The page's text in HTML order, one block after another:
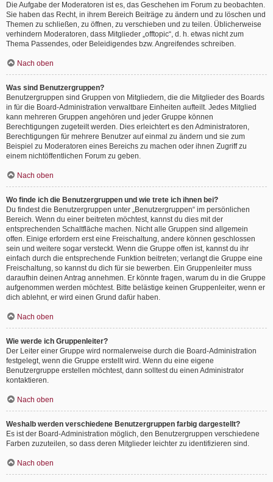
Die Aufgabe der Moderatoren ist es, das Geschehen im Forum zu beobachten.
Sie haben das Recht, in ihrem Bereich Beiträge zu ändern und zu löschen und
Themen zu schließen, zu öffnen, zu verschieben und zu teilen. Üblicherweise
verhindern Moderatoren, dass Mitglieder „offtopic“, d. h. etwas nicht zum
Thema Passendes, oder Beleidigendes bzw. Angreifendes schreiben.
Nach oben
Was sind Benutzergruppen?
Benutzergruppen sind Gruppen von Mitgliedern, die die Mitglieder des Boards
in für die Board-Administration verwaltbare Einheiten aufteilt. Jedes Mitglied
kann mehreren Gruppen angehören und jeder Gruppe können
Berechtigungen zugeteilt werden. Dies erleichtert es den Administratoren,
Berechtigungen für mehrere Benutzer auf einmal zu ändern und sie zum
Beispiel zu Moderatoren eines Bereichs zu machen oder ihnen Zugriff zu
einem nichtöffentlichen Forum zu geben.
Nach oben
Wo finde ich die Benutzergruppen und wie trete ich ihnen bei?
Du findest die Benutzergruppen unter „Benutzergruppen“ im persönlichen
Bereich. Wenn du einer beitreten möchtest, kannst du dies mit der
entsprechenden Schaltfläche machen. Nicht alle Gruppen sind allgemein
offen. Einige erfordern erst eine Freischaltung, andere können geschlossen
sein und weitere sogar versteckt. Wenn die Gruppe offen ist, kannst du ihr
einfach durch die entsprechende Funktion beitreten; verlangt die Gruppe eine
Freischaltung, so kannst du dich für sie bewerben. Ein Gruppenleiter muss
daraufhin deinen Antrag annehmen. Er könnte fragen, warum du in die Gruppe
aufgenommen werden möchtest. Bitte belästige keinen Gruppenleiter, wenn er
dich ablehnt, er wird einen Grund dafür haben.
Nach oben
Wie werde ich Gruppenleiter?
Der Leiter einer Gruppe wird normalerweise durch die Board-Administration
festgelegt, wenn die Gruppe erstellt wird. Wenn du eine eigene
Benutzergruppe erstellen möchtest, dann solltest du einen Administrator
kontaktieren.
Nach oben
Weshalb werden verschiedene Benutzergruppen farbig dargestellt?
Es ist der Board-Administration möglich, den Benutzergruppen verschiedene
Farben zuzuteilen, so dass deren Mitglieder leichter zu identifizieren sind.
Nach oben